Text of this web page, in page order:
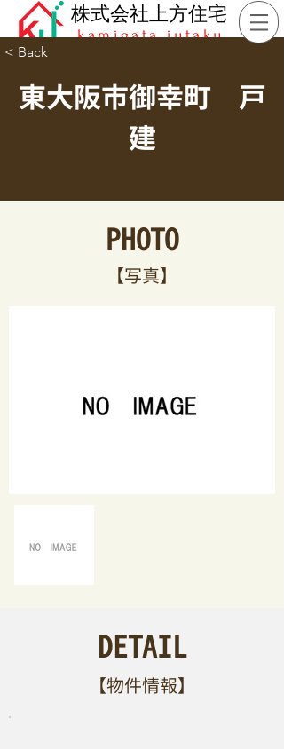
​株式会社上方住宅
kamigata jutaku
< Back
東大阪市御幸町 戸
建
PHOTO​
​【写真】
DETAIL
【​物件情報】